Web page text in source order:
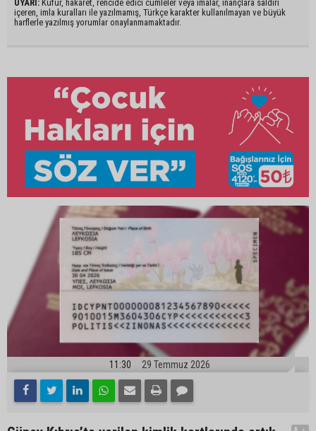
UYARI: Küfür, hakaret, rencide edici cümleler veya imalar, inançlara saldırı
içeren, imla kuralları ile yazılmamış, Türkçe karakter kullanılmayan ve büyük
harflerle yazılmış yorumlar onaylanmamaktadır.
11:30 29 Temmuz 2026